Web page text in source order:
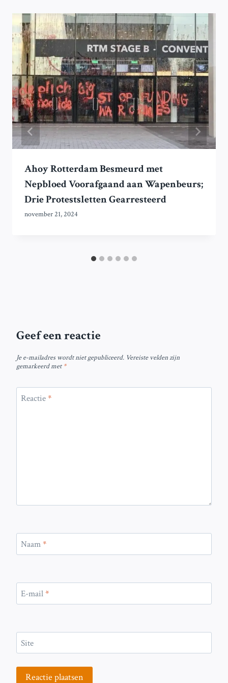
Ahoy Rotterdam Besmeurd met
Nepbloed Voorafgaand aan Wapenbeurs;
Drie Protestsletten Gearresteerd
november 21, 2024
Geef een reactie
Je e-mailadres wordt niet gepubliceerd. Vereiste velden zijn
gemarkeerd met*
Reactie*
Naam*
E-mail*
Site